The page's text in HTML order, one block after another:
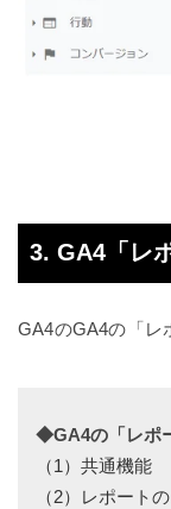
3. GA4「レ
GA4のGA4の「レ
◆GA4の「レポ
（1）共通機能
（2）レポート